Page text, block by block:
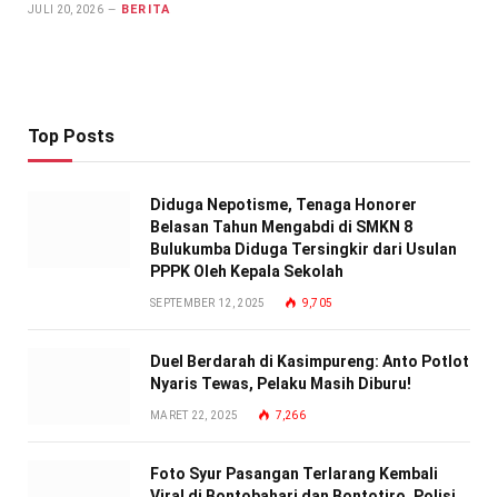
JULI 20, 2026 BERITA
Top Posts
Diduga Nepotisme, Tenaga Honorer
Belasan Tahun Mengabdi di SMKN 8
Bulukumba Diduga Tersingkir dari Usulan
PPPK Oleh Kepala Sekolah
SEPTEMBER 12, 2025 9,705
Duel Berdarah di Kasimpureng: Anto Potlot
Nyaris Tewas, Pelaku Masih Diburu!
MARET 22, 2025 7,266
Foto Syur Pasangan Terlarang Kembali